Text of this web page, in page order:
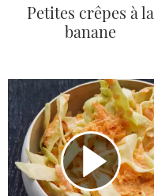
Petites crêpes à la
banane